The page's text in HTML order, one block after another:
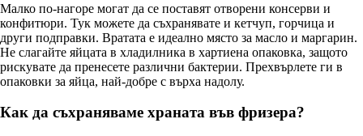
Малко по-нагоре могат да се поставят отворени консерви и
конфитюри. Тук можете да съхранявате и кетчуп, горчица и
други подправки. Вратата е идеално място за масло и маргарин.
Не слагайте яйцата в хладилника в хартиена опаковка, защото
рискувате да пренесете различни бактерии. Прехвърлете ги в
опаковки за яйца, най-добре с върха надолу.
Как да съхраняваме храната във фризера?